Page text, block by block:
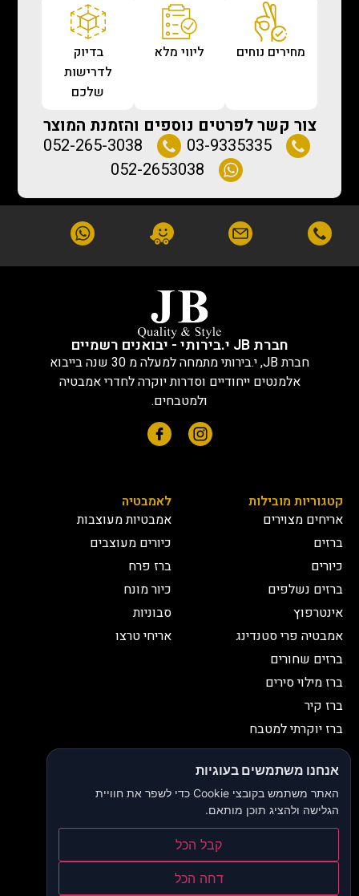
מחירים נוחים ליווי מלא
בדיוק
לדרישות
שלכם
צור קשר לפרטים נוספים והזמנת המוצר
03-9335335
052-265-3038
052-2653038
חברת JB י.בירותי - יבואנים רשמיים
חברת JB, י.בירותי מתמחה למעלה מ 30 שנה בייבוא
אלמנטים ייחודיים וסדרות יוקרה לחדרי אמבטיה
ולמטבחים.
קטגוריות מובילות
אריחים מצוירים
ברזים
כיורים
ברזים נשלפים
אינטרפוץ
אמבטיה פרי סטנדינג
ברזים שחורים
ברז מילוי סירים
ברז קיר
ברז יוקרתי למטבח
לאמבטיה
אמבטיות מעוצבות
כיורים מעוצבים
ברז פרח
כיור מונח
סבוניות
אריחי טרצו
יצירת קשר
03-9335335
052-2653038
sbeiruty@gmail.com
אולם תצוגה:דרך האורנים 23, רינתיה
אנחנו משתמשים בעוגיות
האתר משתמש בקובצי Cookie כדי לשפר את חוויית
הגלישה ולהציג תוכן מותאם.
קבל הכל
דחה הכל